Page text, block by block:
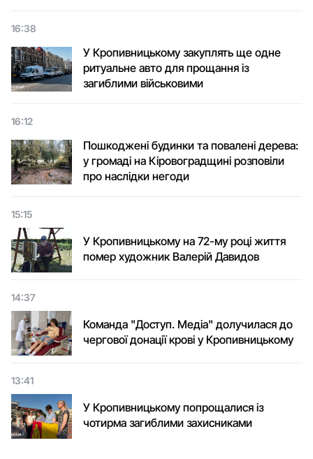
16:38
У Кропивницькому закуплять ще одне
ритуальне авто для прощання із
загиблими військовими
16:12
Пошкоджені будинки та повалені дерева:
у громаді на Кіровоградщині розповіли
про наслідки негоди
15:15
У Кропивницькому на 72-му році життя
помер художник Валерій Давидов
14:37
Команда "Доступ. Медіа" долучилася до
чергової донації крові у Кропивницькому
13:41
У Кропивницькому попрощалися із
чотирма загиблими захисниками